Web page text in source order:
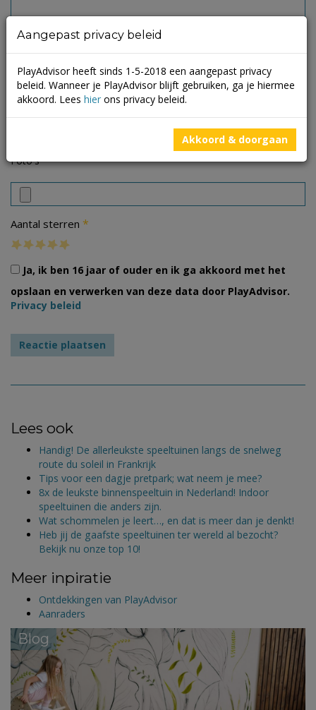
Foto's
Aantal sterren *
Ja, ik ben 16 jaar of ouder en ik ga akkoord met het
opslaan en verwerken van deze data door PlayAdvisor.
Privacy beleid
Lees ook
Handig! De allerleukste speeltuinen langs de snelweg
route du soleil in Frankrijk
Tips voor een dagje pretpark; wat neem je mee?
8x de leukste binnenspeeltuin in Nederland! Indoor
speeltuinen die anders zijn.
Wat schommelen je leert…, en dat is meer dan je denkt!
Heb jij de gaafste speeltuinen ter wereld al bezocht?
Bekijk nu onze top 10!
Meer inpiratie
Ontdekkingen van PlayAdvisor
Aanraders
Blog
Aangepast privacy beleid
PlayAdvisor heeft sinds 1-5-2018 een aangepast privacy
beleid. Wanneer je PlayAdvisor blijft gebruiken, ga je hiermee
akkoord. Lees hier ons privacy beleid.
Akkoord & doorgaan